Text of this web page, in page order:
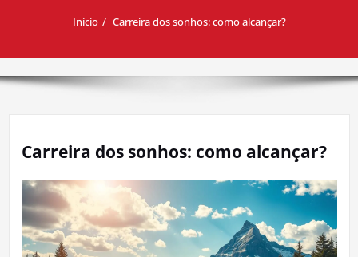
Início Carreira dos sonhos: como alcançar?
Carreira dos sonhos: como alcançar?